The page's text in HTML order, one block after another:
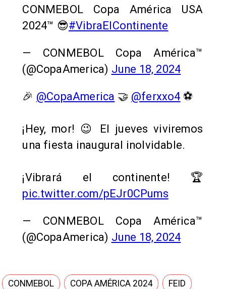
CONMEBOL Copa América USA
2024™ 😎#VibraElContinente
— CONMEBOL Copa América™️
(@CopaAmerica) June 18, 2024
🎉 @CopaAmerica 🤝 @ferxxo4 ⚽️
¡Hey, mor! 😉 El jueves viviremos
una fiesta inaugural inolvidable.
¡Vibrará el continente! 🏆
pic.twitter.com/pEJr0CPums
— CONMEBOL Copa América™️
(@CopaAmerica) June 18, 2024
CONMEBOL COPA AMÉRICA 2024 FEID